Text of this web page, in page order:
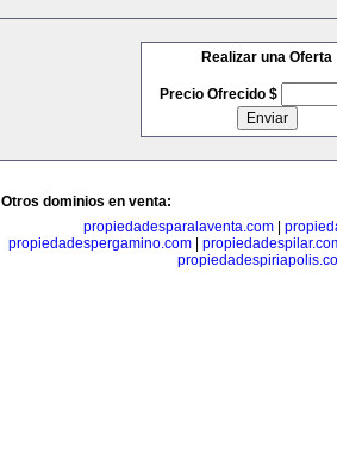
Realizar una Oferta
Precio Ofrecido $
Otros dominios en venta:
propiedadesparalaventa.com|
propiedadespergamino.com|